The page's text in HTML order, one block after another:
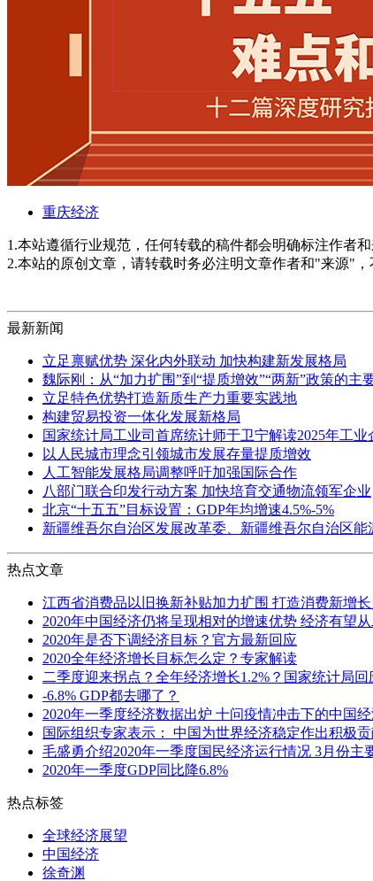
重庆经济
1.本站遵循行业规范，任何转载的稿件都会明确标注作者和
2.本站的原创文章，请转载时务必注明文章作者和"来源"
最新新闻
立足禀赋优势 深化内外联动 加快构建新发展格局
魏际刚：从“加力扩围”到“提质增效”“两新”政策的主
立足特色优势打造新质生产力重要实践地
构建贸易投资一体化发展新格局
国家统计局工业司首席统计师于卫宁解读2025年工业
以人民城市理念引领城市发展存量提质增效
人工智能发展格局调整呼吁加强国际合作
八部门联合印发行动方案 加快培育交通物流领军企业
北京“十五五”目标设置：GDP年均增速4.5%-5%
新疆维吾尔自治区发展改革委、新疆维吾尔自治区
热点文章
江西省消费品以旧换新补贴加力扩围 打造消费新增长
2020年中国经济仍将呈现相对的增速优势 经济有望
2020年是否下调经济目标？官方最新回应
2020全年经济增长目标怎么定？专家解读
二季度迎来拐点？全年经济增长1.2%？国家统计局回
-6.8% GDP都去哪了？
2020年一季度经济数据出炉 十问疫情冲击下的中国
国际组织专家表示： 中国为世界经济稳定作出积极
毛盛勇介绍2020年一季度国民经济运行情况 3月份主
2020年一季度GDP同比降6.8%
热点标签
全球经济展望
中国经济
徐奇渊